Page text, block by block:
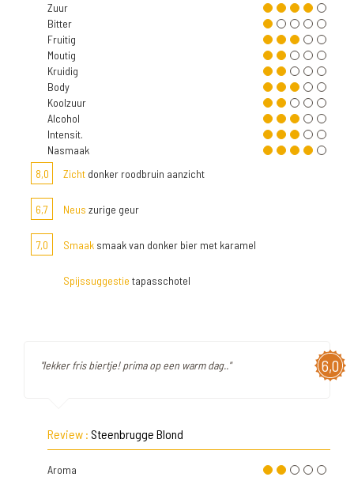
Zuur
Bitter
Fruitig
Moutig
Kruidig
Body
Koolzuur
Alcohol
Intensit.
Nasmaak
8,0
Zicht donker roodbruin aanzicht
6,7 Neus zurige geur
7,0 Smaak smaak van donker bier met karamel
Spijssuggestie tapasschotel
6,0
"lekker fris biertje! prima op een warm dag.."
Review : Steenbrugge Blond
Aroma